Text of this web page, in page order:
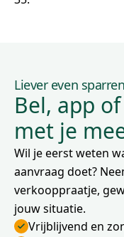
Liever even
Bel, app
met je
Wil je eerst weten
aanvraag doet?
verkooppraatje,
jouw situatie.
Vrijblijvend en